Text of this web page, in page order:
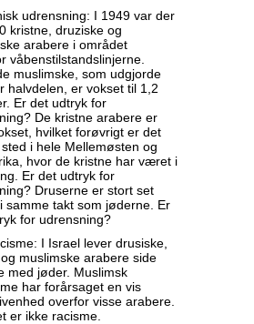
udrensning: I 1949 var der
kristne, druziske og
arabere i området
våbenstilstandslinjerne.
muslimske, som udgjorde
halvdelen, er vokset til 1,2
Er det udtryk for
De kristne arabere er
hvilket forøvrigt er det
i hele Mellemøsten og
hvor de kristne har været i
Er det udtryk for
Druserne er stort set
samme takt som jøderne. Er
for udrensning?
I Israel lever drusiske,
muslimske arabere side
med jøder. Muslimsk
har forårsaget en vis
overfor visse arabere.
er ikke racisme.